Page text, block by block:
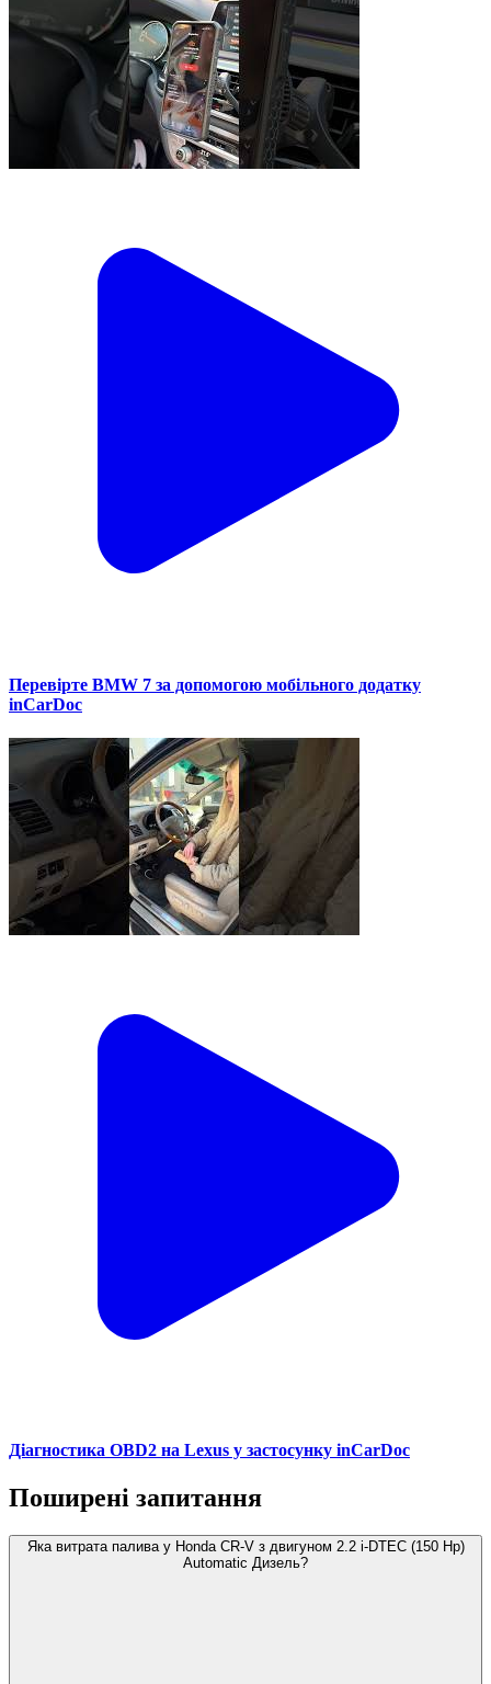
Перевірте BMW 7 за допомогою мобільного додатку
inCarDoc
Діагностика OBD2 на Lexus у застосунку inCarDoc
Поширені запитання
Яка витрата палива у Honda CR-V з двигуном 2.2 i-DTEC (150 Hp)
Automatic Дизель?